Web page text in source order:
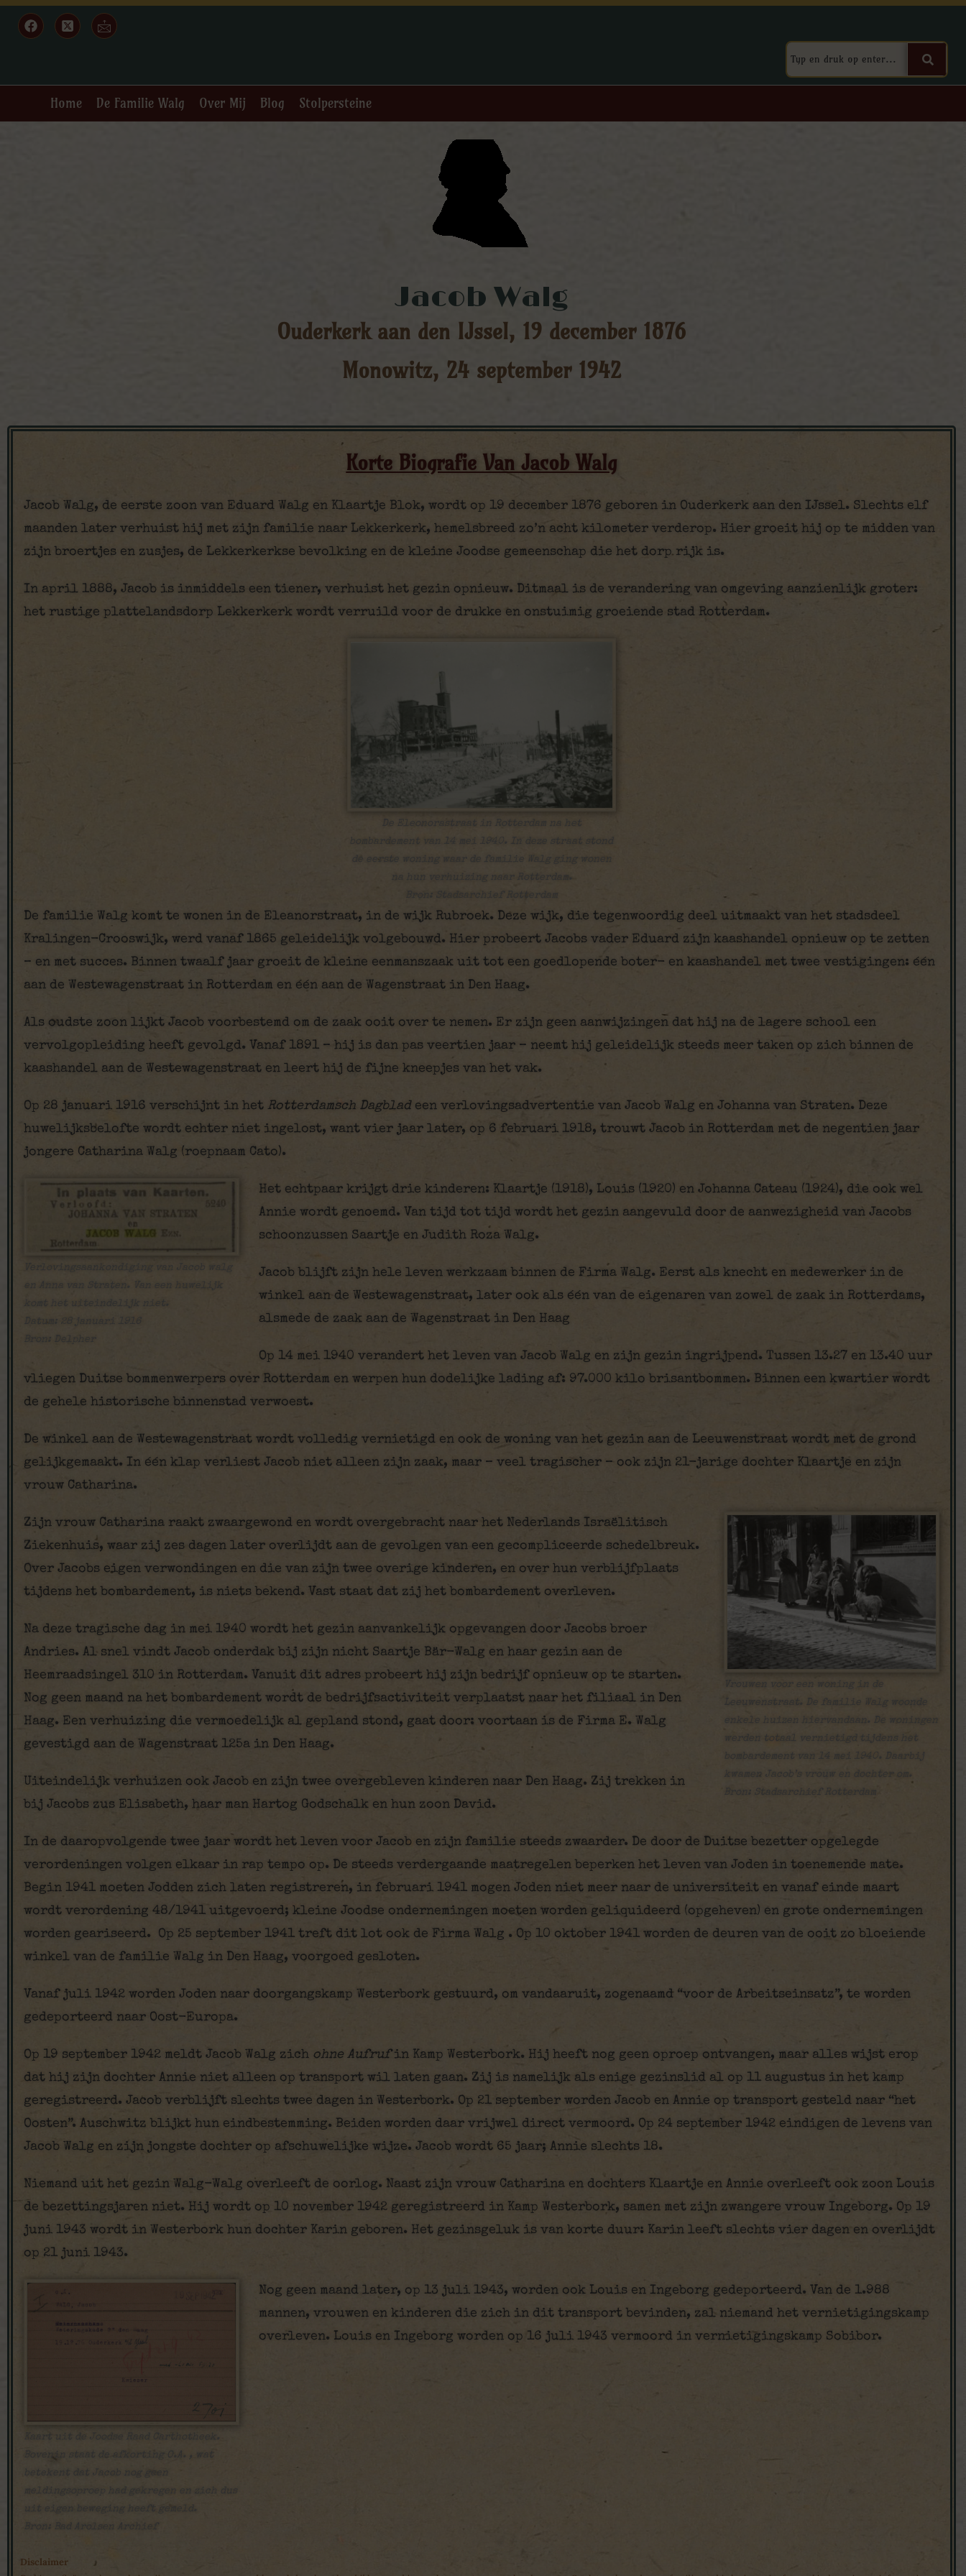
Home De Familie Walg Over Mij Blog Stolpersteine
Jacob Walg
Ouderkerk aan den IJssel, 19 december 1876
Monowitz, 24 september 1942
Korte Biografie Van Jacob Walg
Jacob Walg, de eerste zoon van Eduard Walg en Klaartje Blok, wordt op 19 december 1876 geboren in Ouderkerk aan den IJssel. Slechts elf
maanden later verhuist hij met zijn familie naar Lekkerkerk, hemelsbreed zo’n acht kilometer verderop. Hier groeit hij op te midden van
zijn broertjes en zusjes, de Lekkerkerkse bevolking en de kleine Joodse gemeenschap die het dorp rijk is.
In april 1888, Jacob is inmiddels een tiener, verhuist het gezin opnieuw. Ditmaal is de verandering van omgeving aanzienlijk groter:
het rustige plattelandsdorp Lekkerkerk wordt verruild voor de drukke en onstuimig groeiende stad Rotterdam.
bombardement van 14 mei 1940. In deze straat stond
de eerste woning waar de familie Walg ging wonen
De familie Walg komt te wonen in de Eleanorstraat, in de wijk Rubroek. Deze wijk, die tegenwoordig deel uitmaakt van het stadsdeel
Kralingen-Crooswijk, werd vanaf 1865 geleidelijk volgebouwd. Hier probeert Jacobs vader Eduard zijn kaashandel opnieuw op te zetten
– en met succes. Binnen twaalf jaar groeit de kleine eenmanszaak uit tot een goedlopende boter- en kaashandel met twee vestigingen: één
aan de Westewagenstraat in Rotterdam en één aan de Wagenstraat in Den Haag.
Als oudste zoon lijkt Jacob voorbestemd om de zaak ooit over te nemen. Er zijn geen aanwijzingen dat hij na de lagere school een
vervolgopleiding heeft gevolgd. Vanaf 1891 – hij is dan pas veertien jaar – neemt hij geleidelijk steeds meer taken op zich binnen de
kaashandel aan de Westewagenstraat en leert hij de fijne kneepjes van het vak.
Op 28 januari 1916 verschijnt in het Rotterdamsch Dagbladeen verlovingsadvertentie van Jacob Walg en Johanna van Straten. Deze
huwelijksbelofte wordt echter niet ingelost, want vier jaar later, op 6 februari 1918, trouwt Jacob in Rotterdam met de negentien jaar
jongere Catharina Walg (roepnaam Cato).
en Anna van Straten. Van een huwelijk
Het echtpaar krijgt drie kinderen: Klaartje (1918), Louis (1920) en Johanna Cateau (1924), die ook wel
Annie wordt genoemd. Van tijd tot tijd wordt het gezin aangevuld door de aanwezigheid van Jacobs
schoonzussen Saartje en Judith Roza Walg.
Jacob blijft zijn hele leven werkzaam binnen de Firma Walg. Eerst als knecht en medewerker in de
winkel aan de Westewagenstraat, later ook als één van de eigenaren van zowel de zaak in Rotterdams,
alsmede de zaak aan de Wagenstraat in Den Haag
Op 14 mei 1940 verandert het leven van Jacob Walg en zijn gezin ingrijpend. Tussen 13.27 en 13.40 uur
vliegen Duitse bommenwerpers over Rotterdam en werpen hun dodelijke lading af: 97.000 kilo brisantbommen. Binnen een kwartier wordt
de gehele historische binnenstad verwoest.
De winkel aan de Westewagenstraat wordt volledig vernietigd en ook de woning van het gezin aan de Leeuwenstraat wordt met de grond
gelijkgemaakt. In één klap verliest Jacob niet alleen zijn zaak, maar – veel tragischer – ook zijn 21-jarige dochter Klaartje en zijn
vrouw Catharina.
Vrouwen voor een woning in de
enkele huizen hiervandaan. De woningen
werden totaal vernietigd tijdens het
bombardement van 14 mei 1940. Daarbij
kwamen Jacob’s vrouw en dochter om.
Bron: Stadsarchief Rotterdam
Zijn vrouw Catharina raakt zwaargewond en wordt overgebracht naar het Nederlands Israëlitisch
Ziekenhuis, waar zij zes dagen later overlijdt aan de gevolgen van een gecompliceerde schedelbreuk.
Over Jacobs eigen verwondingen en die van zijn twee overige kinderen, en over hun verblijfplaats
tijdens het bombardement, is niets bekend. Vast staat dat zij het bombardement overleven.
Na deze tragische dag in mei 1940 wordt het gezin aanvankelijk opgevangen door Jacobs broer
Andries. Al snel vindt Jacob onderdak bij zijn nicht Saartje Bär-Walg en haar gezin aan de
Heemraadsingel 310 in Rotterdam. Vanuit dit adres probeert hij zijn bedrijf opnieuw op te starten.
Nog geen maand na het bombardement wordt de bedrijfsactiviteit verplaatst naar het filiaal in Den
Haag. Een verhuizing die vermoedelijk al gepland stond, gaat door: voortaan is de Firma E. Walg
gevestigd aan de Wagenstraat 125a in Den Haag.
Uiteindelijk verhuizen ook Jacob en zijn twee overgebleven kinderen naar Den Haag. Zij trekken in
bij Jacobs zus Elisabeth, haar man Hartog Godschalk en hun zoon David.
In de daaropvolgende twee jaar wordt het leven voor Jacob en zijn familie steeds zwaarder. De door de Duitse bezetter opgelegde
verordeningen volgen elkaar in rap tempo op. De steeds verdergaande maatregelen beperken het leven van Joden in toenemende mate.
Begin 1941 moeten Jodden zich laten registreren, in februari 1941 mogen Joden niet meer naar de universiteit en vanaf einde maart
wordt verordening 48/1941 uitgevoerd; kleine Joodse ondernemingen moeten worden geliquideerd (opgeheven) en grote ondernemingen
worden geariseerd. Op 25 september 1941 treft dit lot ook de Firma Walg . Op 10 oktober 1941 worden de deuren van de ooit zo bloeiende
winkel van de familie Walg in Den Haag, voorgoed gesloten.
Vanaf juli 1942 worden Joden naar doorgangskamp Westerbork gestuurd, om vandaaruit, zogenaamd “voor de Arbeitseinsatz”, te worden
gedeporteerd naar Oost-Europa.
Op 19 september 1942 meldt Jacob Walg zich ohne Aufrufin Kamp Westerbork. Hij heeft nog geen oproep ontvangen, maar alles wijst erop
dat hij zijn dochter Annie niet alleen op transport wil laten gaan. Zij is namelijk als enige gezinslid al op 11 augustus in het kamp
geregistreerd. Jacob verblijft slechts twee dagen in Westerbork. Op 21 september worden Jacob en Annie op transport gesteld naar “het
Oosten”. Auschwitz blijkt hun eindbestemming. Beiden worden daar vrijwel direct vermoord. Op 24 september 1942 eindigen de levens van
Jacob Walg en zijn jongste dochter op afschuwelijke wijze. Jacob wordt 65 jaar; Annie slechts 18.
Niemand uit het gezin Walg-Walg overleeft de oorlog. Naast zijn vrouw Catharina en dochters Klaartje en Annie overleeft ook zoon Louis
de bezettingsjaren niet. Hij wordt op 10 november 1942 geregistreerd in Kamp Westerbork, samen met zijn zwangere vrouw Ingeborg. Op 19
juni 1943 wordt in Westerbork hun dochter Karin geboren. Het gezinsgeluk is van korte duur: Karin leeft slechts vier dagen en overlijdt
op 21 juni 1943.
Kaart uit de Joodse Raad Carthotheek.
Bovenin staat de afkorting O.A. , wat
uit eigen beweging heeft gemeld.
Bron: Bad Arolsen Archief
Nog geen maand later, op 13 juli 1943, worden ook Louis en Ingeborg gedeporteerd. Van de 1.988
mannen, vrouwen en kinderen die zich in dit transport bevinden, zal niemand het vernietigingskamp
overleven. Louis en Ingeborg worden op 16 juli 1943 vermoord in vernietigingskamp Sobibor.
Disclaimer